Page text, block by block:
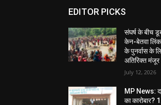
EDITOR PICKS
संघर्ष के बीच
केन-बेतवा
के पुनर्वास के
अतिरिक्त मंजूर
July 12, 2026
MP News:
का